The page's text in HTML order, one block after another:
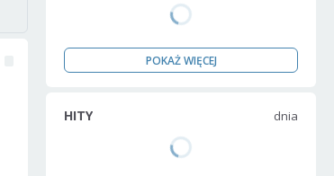
POKAŻ WIĘCEJ
HITY dnia